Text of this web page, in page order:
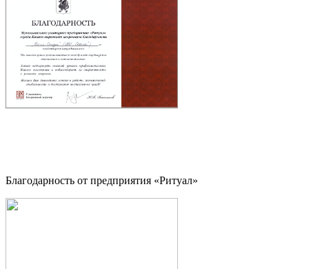
Благодарность от предприятия «Ритуал»